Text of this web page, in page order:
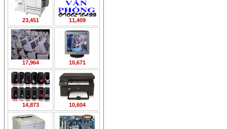
23,451 11,409
17,964 10,671
14,873 10,604